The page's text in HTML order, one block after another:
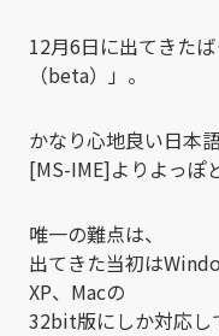
12月6日に出てきた
（beta）」。
かなり心地良い日本
[MS-IME]よりよっぽ
唯一の難点は、
出てきた当初は
XP、Macの
32bit版にしか対応し